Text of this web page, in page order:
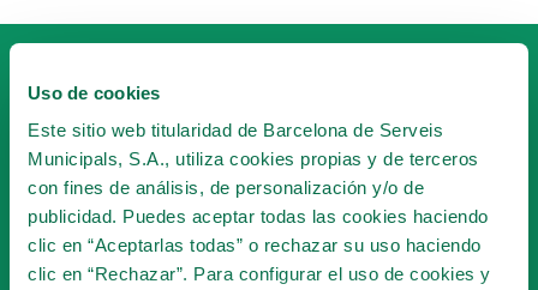
Uso de cookies
Este sitio web titularidad de Barcelona de Serveis
Municipals, S.A., utiliza cookies propias y de terceros
con fines de análisis, de personalización y/o de
publicidad. Puedes aceptar todas las cookies haciendo
clic en “Aceptarlas todas” o rechazar su uso haciendo
clic en “Rechazar”. Para configurar el uso de cookies y
HAZTE SOCIO
DEL TIBICLUB!